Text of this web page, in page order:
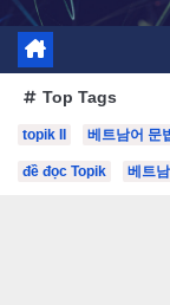
Top Tags
topik II 베트남어 문
đề đọc Topik 베트